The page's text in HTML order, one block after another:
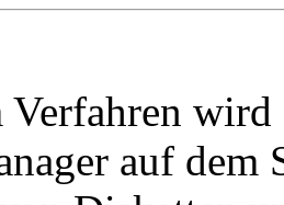
wird
auf dem